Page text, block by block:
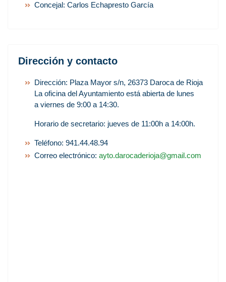
Concejal: Carlos Echapresto García
Dirección y contacto
Dirección: Plaza Mayor s/n, 26373 Daroca de Rioja
La oficina del Ayuntamiento está abierta de lunes
a viernes de 9:00 a 14:30.
Horario de secretario: jueves de 11:00h a 14:00h.
Teléfono: 941.44.48.94
Correo electrónico: ayto.darocaderioja@gmail.com